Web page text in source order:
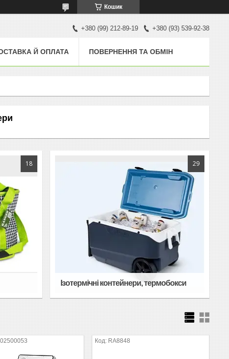
Кошик
+380 (99) 212-89-19 +380 (93) 539-92-38
Й ОПЛАТА ПОВЕРНЕННЯ ТА ОБМІН
18 29
Ізотермічні контейнери, термобокси
RA8848